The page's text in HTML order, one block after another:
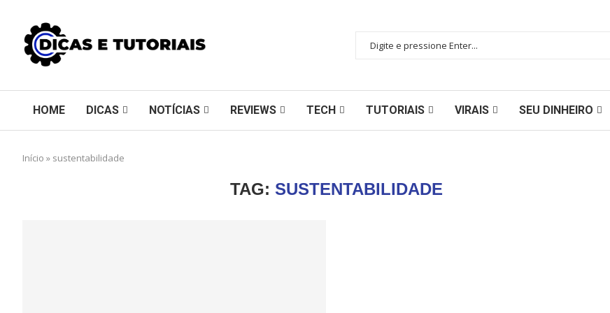
HOME DICAS NOTÍCIAS REVIEWS TECH TUTORIAIS VIRAIS SEU DINHEIRO
Início » sustentabilidade
TAG: SUSTENTABILIDADE